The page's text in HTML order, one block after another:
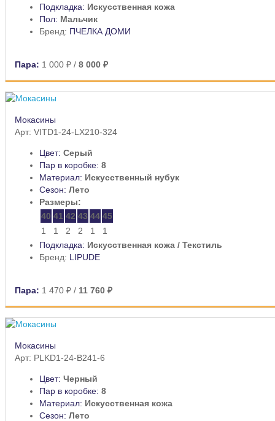
Подкладка: Искусственная кожа
Пол: Мальчик
Бренд: ПЧЕЛКА ДОМИ
Пара: 1 000 ₽ / 8 000 ₽
Мокасины
Арт: VITD1-24-LX210-324
Цвет: Серый
Пар в коробке: 8
Материал: Искусственный нубук
Сезон: Лето
Размеры:
40 41 42 43 44 45
1
1 2 2 1
1
Подкладка: Искусственная кожа / Текстиль
Бренд: LIPUDE
Пара: 1 470 ₽ / 11 760 ₽
Мокасины
Арт: PLKD1-24-B241-6
Цвет: Черный
Пар в коробке: 8
Материал: Искусственная кожа
Сезон: Лето